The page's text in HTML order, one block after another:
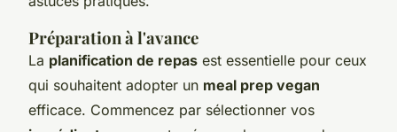
Préparation à l'avance
La planification de repas est essentielle pour ceux
qui souhaitent adopter un meal prep vegan
efficace. Commencez par sélectionner vos